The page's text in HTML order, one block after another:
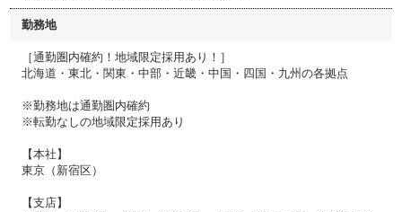
勤務地
［通勤圏内確約！地域限定採用あり！］
北海道・東北・関東・中部・近畿・中国・四国・九州の各拠点
※勤務地は通勤圏内確約
※転勤なしの地域限定採用あり
【本社】
東京（新宿区）
【支店】